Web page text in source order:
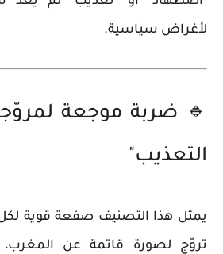
لأغراض سياسية.
🔹 ضربة موجعة
التعذيب"
يمثل هذا التصنيف صفعة قوية
تروّج لصورة قاتمة عن